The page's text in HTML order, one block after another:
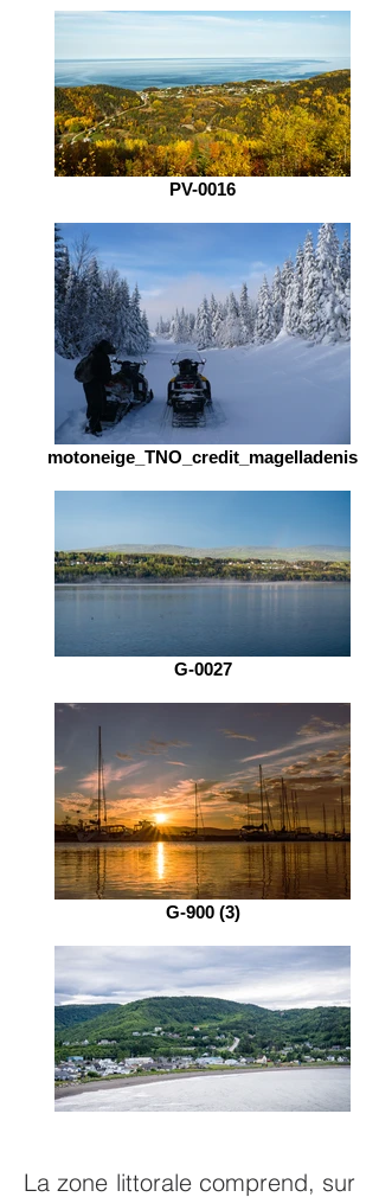
PV-0016
motoneige_TNO_credit_magelladenis
G-0027
G-900 (3)
La zone littorale comprend, sur